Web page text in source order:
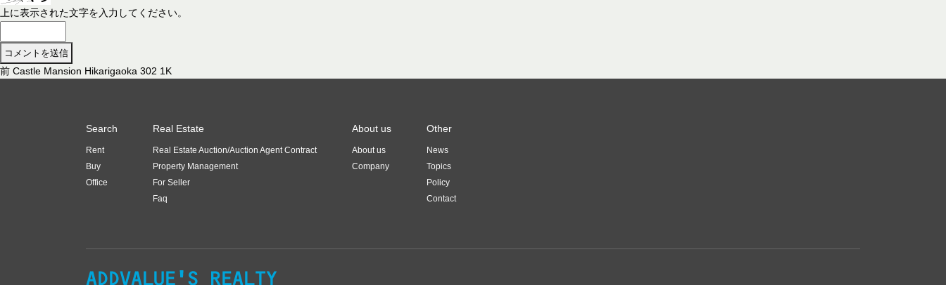
上に表示された文字を入力してください。
投
前 前
Castle Mansion Hikarigaoka 302 1K
Search
Rent
Buy
Office
Real Estate
Real Estate Auction/Auction Agent Contract
Property Management
For Seller
Faq
About us
About us
Company
Other
News
Topics
Policy
Contact